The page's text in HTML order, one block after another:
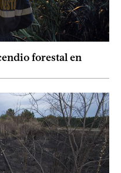
forestal en